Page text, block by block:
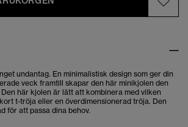
undantag. En minimalistisk design som ger din
veck framtill skapar den här minikjolen den
här kjolen är lätt att kombinera med vilken
t-tröja eller en överdimensionerad tröja. Den
för att passa dina behov.